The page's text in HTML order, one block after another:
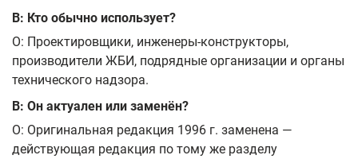
В: Кто обычно использует?
О: Проектировщики, инженеры‑конструкторы,
производители ЖБИ, подрядные организации и органы
технического надзора.
В: Он актуален или заменён?
О: Оригинальная редакция 1996 г. заменена —
действующая редакция по тому же разделу